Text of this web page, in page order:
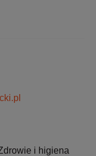
i higiena